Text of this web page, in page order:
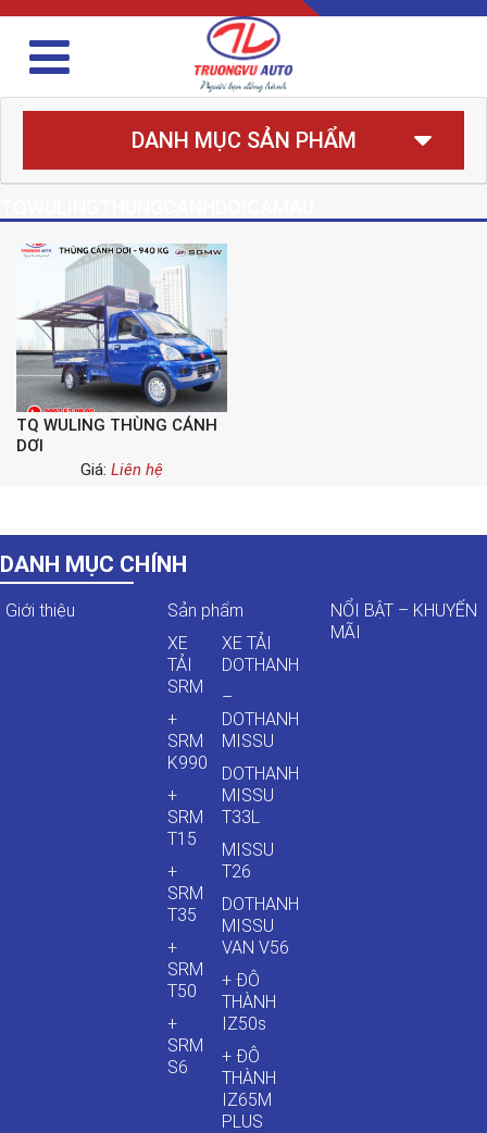
DANH MỤC SẢN PHẨM
TQ WULING THÙNG CÁNH
DƠI
Giá: Liên hệ
DANH MỤC CHÍNH
Giới thiệu
Sản phẩm
XE
TẢI
SRM
+
SRM
K990
+
SRM
T15
+
SRM
T35
+
SRM
T50
+
SRM
S6
XE TẢI
DOTHANH
–
DOTHANH
MISSU
DOTHANH
MISSU
T33L
MISSU
T26
DOTHANH
MISSU
VAN V56
+ ĐÔ
THÀNH
IZ50s
+ ĐÔ
THÀNH
IZ65M
PLUS
NỔI BẬT – KHUYẾN
MÃI